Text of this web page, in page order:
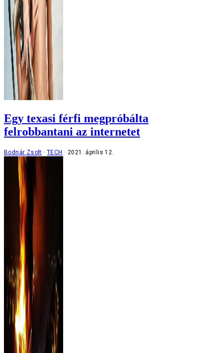
Egy texasi férfi megpróbálta
felrobbantani az internetet
Bodnár Zsolt TECH 2021. április 12.